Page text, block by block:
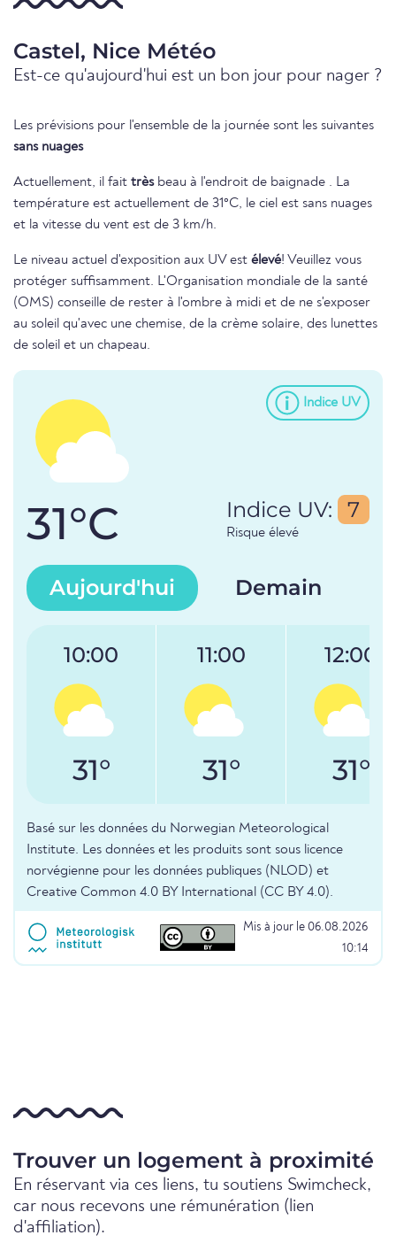
Castel, Nice Météo
Est-ce qu'aujourd'hui est un bon jour pour nager ?
Les prévisions pour l'ensemble de la journée sont les suivantes
sans nuages
Actuellement, il fait trèsbeau à l'endroit de baignade . La
température est actuellement de 31°C, le ciel est sans nuages
et la vitesse du vent est de 3 km/h.
Le niveau actuel d'exposition aux UV est élevé! Veuillez vous
protéger suffisamment. L'Organisation mondiale de la santé
(OMS) conseille de rester à l'ombre à midi et de ne s'exposer
au soleil qu'avec une chemise, de la crème solaire, des lunettes
de soleil et un chapeau.
Indice UV
31°C Indice UV: 7
Risque élevé
Aujourd'hui Demain
10:00
31°
11:00
31°
12:00
31°
Basé sur les données du Norwegian Meteorological
Institute. Les données et les produits sont sous licence
norvégienne pour les données publiques (NLOD) et
Creative Common 4.0 BY International (CC BY 4.0).
Mis à jour le 06.08.2026
10:14
Trouver un logement à proximité
En réservant via ces liens, tu soutiens Swimcheck,
car nous recevons une rémunération (lien
d'affiliation).